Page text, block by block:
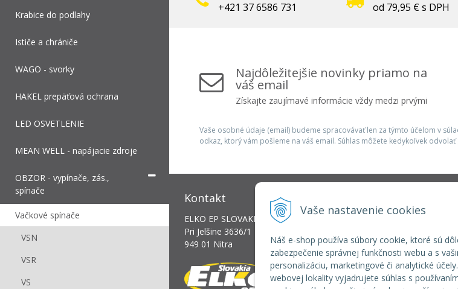
Vaše nastavenie cookies
Náš e-shop používa súbory cookie, ktoré sú
zabezpečenie správnej funkčnosti webu a s
personalizáciu, marketingové či analytické
webovej lokality vyjadrujete súhlas s
Krabice do podlahy
Ističe a chrániče
WAGO - svorky
HAKEL prepäťová ochrana
LED OSVETLENIE
MEAN WELL - napájacie zdroje
OBZOR - vypínače, zás.,
spínače
Vačkové spínače
VSN
VSR
VS
+421 37 6586 731
od 79,95 € s DPH
Najdôležitejšie novinky priamo na
váš email
Získajte zaujímavé informácie vždy medzi prvými
Vaše osobné údaje (email) budeme spracovávať len za týmto účelom v
odkaz, ktorý vám pošleme na váš email. Súhlas môžete kedykoľvek
Kontakt
ELKO EP SLOVAKIA, s.r.o.
Pri Jelšine 3636/1
949 01 Nitra
+421 37 6586
+421 907 982